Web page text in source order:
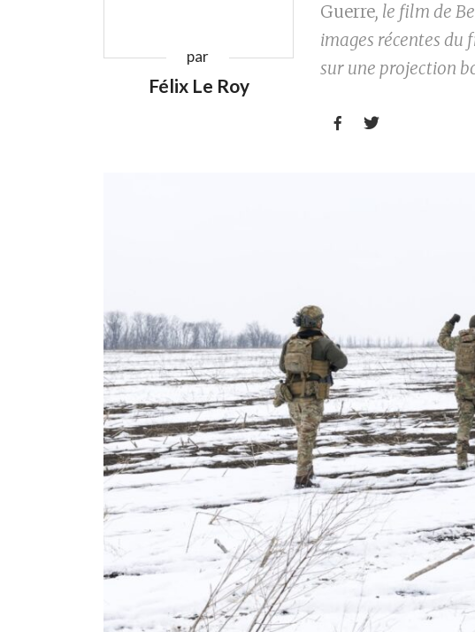
par
Félix Le Roy
Guerre, le film de
images récentes du
sur une projection
 